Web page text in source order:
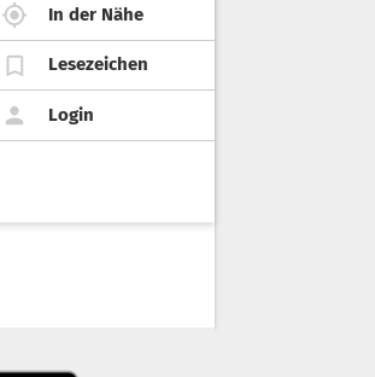
In der Nähe
Lesezeichen
Login